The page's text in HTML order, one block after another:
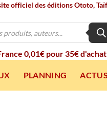
officiel des éditions Ototo,
0,01€ pour 35€ d'achat
PLANNING ACTUS